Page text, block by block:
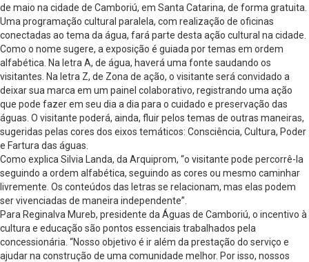
de maio na cidade de Camboriú, em Santa Catarina, de forma gratuita.
Uma programação cultural paralela, com realização de oficinas
conectadas ao tema da água, fará parte desta ação cultural na cidade.
Como o nome sugere, a exposição é guiada por temas em ordem
alfabética. Na letra A, de água, haverá uma fonte saudando os
visitantes. Na letra Z, de Zona de ação, o visitante será convidado a
deixar sua marca em um painel colaborativo, registrando uma ação
que pode fazer em seu dia a dia para o cuidado e preservação das
águas. O visitante poderá, ainda, fluir pelos temas de outras maneiras,
sugeridas pelas cores dos eixos temáticos: Consciência, Cultura, Poder
e Fartura das águas.
Como explica Silvia Landa, da Arquiprom, “o visitante pode percorrê-la
seguindo a ordem alfabética, seguindo as cores ou mesmo caminhar
livremente. Os conteúdos das letras se relacionam, mas elas podem
ser vivenciadas de maneira independente”.
Para Reginalva Mureb, presidente da Águas de Camboriú, o incentivo à
cultura e educação são pontos essenciais trabalhados pela
concessionária. “Nosso objetivo é ir além da prestação do serviço e
ajudar na construção de uma comunidade melhor. Por isso, nossos